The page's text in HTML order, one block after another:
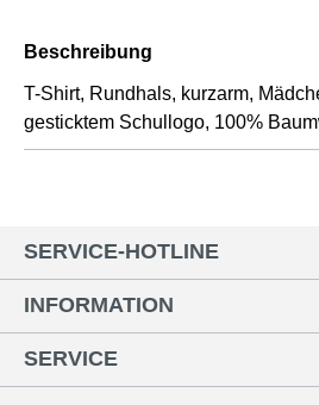
Beschreibung
T-Shirt, Rundhals, kurzarm,
gesticktem Schullogo, 100%
SERVICE-HOTLINE
INFORMATION
SERVICE